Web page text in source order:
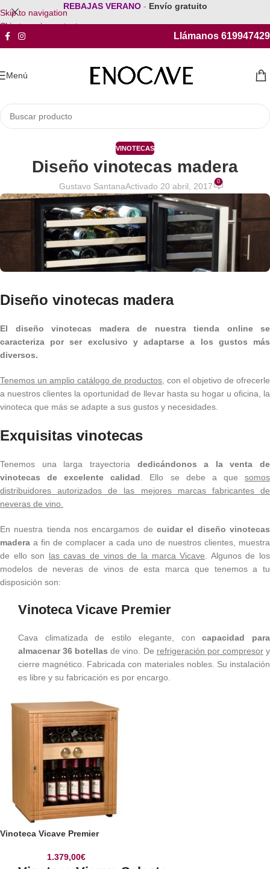
Skip to navigation
Skip to main content
REBAJAS VERANO - Envío gratuito
Llámanos 619947429
Menú
VINOTECAS
Diseño vinotecas madera
Gustavo SantanaActivado 20 abril, 2017 0
Diseño vinotecas madera
El diseño vinotecas madera de nuestra tienda online se
caracteriza por ser exclusivo y adaptarse a los gustos más
diversos.
Tenemos un amplio catálogo de productos , con el objetivo de ofrecerle
a nuestros clientes la oportunidad de llevar hasta su hogar u oficina, la
vinoteca que más se adapte a sus gustos y necesidades.
Exquisitas vinotecas
Tenemos una larga trayectoria dedicándonos a la venta de
vinotecas de excelente calidad . Ello se debe a quesomos
distribuidores autorizados de las mejores marcas fabricantes de
neveras de vino.
En nuestra tienda nos encargamos de cuidar el diseño vinotecas
madera a fin de complacer a cada uno de nuestros clientes, muestra
de ello son las cavas de vinos de la marca Vicave . Algunos de los
modelos de neveras de vinos de esta marca que tenemos a tu
disposición son:
Vinoteca Vicave Premier
Cava climatizada de estilo elegante, concapacidad para
almacenar 36 botellasde vino. De refrigeración por compresory
cierre magnético. Fabricada con materiales nobles. Su instalación
es libre y su fabricación es por encargo.
Vinoteca Vicave Premier
1.379,00€